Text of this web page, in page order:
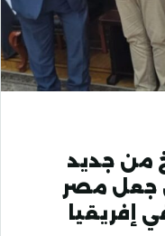
من جديد
جعل مصر
إفريقيا